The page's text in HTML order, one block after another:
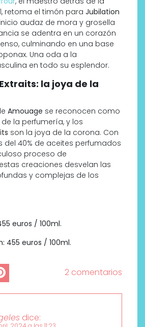
retoma el timón para Jubilation
audaz de mora y grosella
se adentra en un corazón
culminando en una base
Una oda a la
en todo su esplendor.
la joya de la
Amouage se reconocen como
la perfumería, y los
son la joya de la corona. Con
del 40% de aceites perfumados
proceso de
creaciones desvelan las
y complejas de los
euros / 100ml.
455 euros / 100ml.
2 comentarios
dice: